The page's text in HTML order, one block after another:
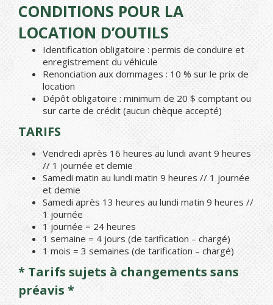
CONDITIONS POUR LA
LOCATION D’OUTILS
Identification obligatoire : permis de conduire et
enregistrement du véhicule
Renonciation aux dommages : 10 % sur le prix de
location
Dépôt obligatoire : minimum de 20 $ comptant ou
sur carte de crédit (aucun chèque accepté)
TARIFS
Vendredi après 16 heures au lundi avant 9 heures
// 1 journée et demie
Samedi matin au lundi matin 9 heures // 1 journée
et demie
Samedi après 13 heures au lundi matin 9 heures //
1 journée
1 journée = 24 heures
1 semaine = 4 jours (de tarification – chargé)
1 mois = 3 semaines (de tarification – chargé)
* Tarifs sujets à changements sans
préavis *